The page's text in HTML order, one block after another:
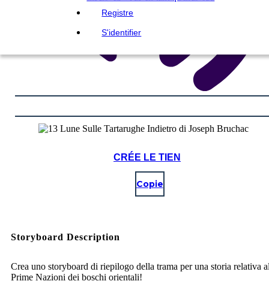
Registre
S'identifier
CRÉE LE TIEN
Copie
Storyboard Description
Crea uno storyboard di riepilogo della trama per una storia relativa
Prime Nazioni dei boschi orientali!